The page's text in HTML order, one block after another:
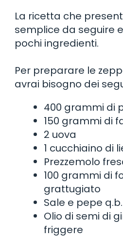
La ricetta che
semplice da seguire
pochi ingredienti.
Per preparare le
avrai bisogno dei
400 grammi di
150 grammi di
2 uova
1 cucchiaino di
Prezzemolo
100 grammi di
grattugiato
Sale e pepe q.b.
Olio di semi di
friggere